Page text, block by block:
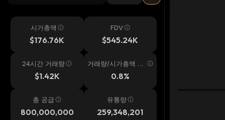
시가총액
$176.76K
FDV
$545.24K
24시간 거래량
$1.42K
거래량/시가총액 24
0.8%
총 공급
800,000,000
유통량
259,348,201